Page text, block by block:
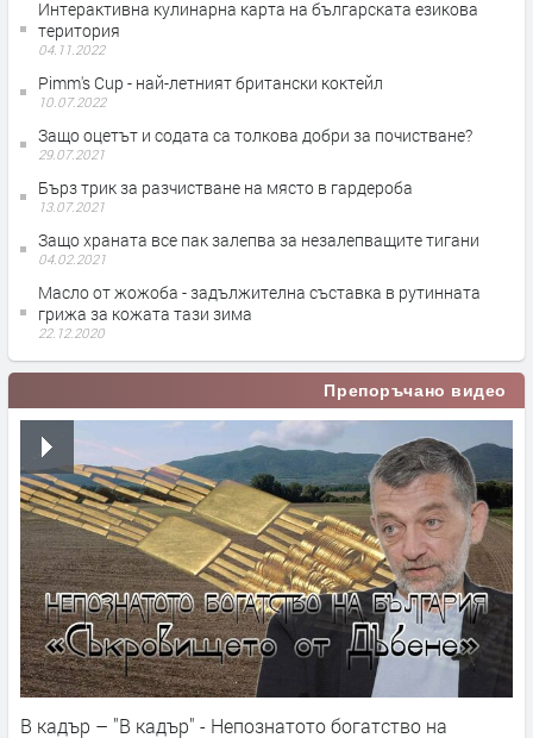
Интерактивна кулинарна карта на българската езикова
територия
04.11.2022
Pimm's Cup - най-летният британски коктейл
10.07.2022
Защо оцетът и содата са толкова добри за почистване?
29.07.2021
Бърз трик за разчистване на място в гардероба
13.07.2021
Защо храната все пак залепва за незалепващите тигани
04.02.2021
Масло от жожоба - задължителна съставка в рутинната
грижа за кожата тази зима
22.12.2020
Препоръчано видео
В кадър – "В кадър" - Непознатото богатство на